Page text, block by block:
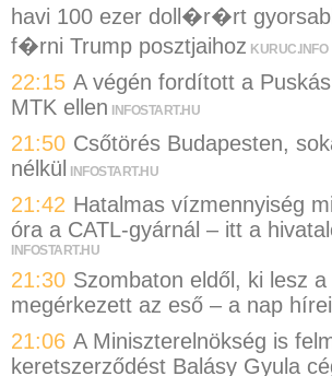
havi 100 ezer doll�r�rt
f�rni Trump posztjaihoz KURUC.INFO
22:15 A végén fordított a
MTK ellen
INFOSTART.HU
21:50 Csőtörés Budapesten,
nélkül
INFOSTART.HU
21:42 Hatalmas vízmennyiség
óra a CATL-gyárnál – itt a
INFOSTART.HU
21:30 Szombaton eldől, ki lesz
megérkezett az eső – a nap hírei
21:06 A Miniszterelnökség is
keretszerződést Balásy Gyula